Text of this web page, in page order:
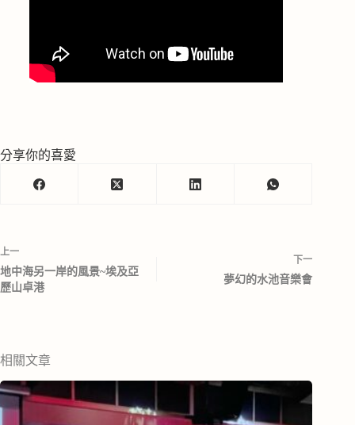
分享你的喜愛
上一
地中海另一岸的風景~埃及亞
歷山卓港
下一
夢幻的水池音樂會
相關文章